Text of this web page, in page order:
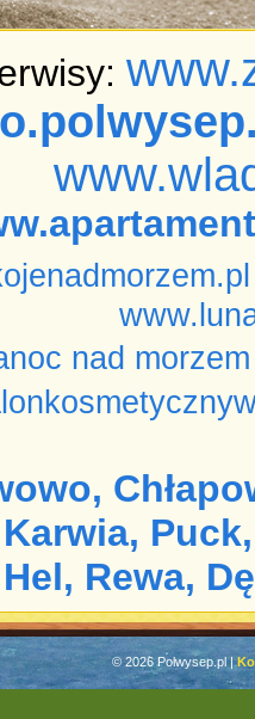
nad
Karwia, Puck,
Hel, Rewa,
© 2026 Polwysep.pl |